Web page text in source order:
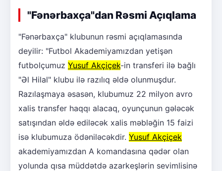
"Fənərbaxça"dan Rəsmi Açıqlama
"Fənərbaxça" klubunun rəsmi açıqlamasında
deyilir: "Futbol Akademiyamızdan yetişən
futbolçumuz Yusuf Akçiçek-in transferi ilə bağlı
"Əl Hilal" klubu ilə razılıq əldə olunmuşdur.
Razılaşmaya əsasən, klubumuz 22 milyon avro
xalis transfer haqqı alacaq, oyunçunun gələcək
satışından əldə ediləcək xalis məbləğin 15 faizi
isə klubumuza ödəniləcəkdir. Yusuf Akçiçek
akademiyamızdan A komandasına qədər olan
yolunda qısa müddətdə azarkeşlərin sevimlisinə